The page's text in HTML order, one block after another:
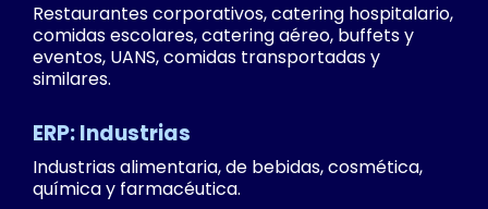
Restaurantes corporativos, catering hospitalario,
comidas escolares, catering aéreo, buffets y
eventos, UANS, comidas transportadas y
similares.
ERP: Industrias
Industrias alimentaria, de bebidas, cosmética,
química y farmacéutica.